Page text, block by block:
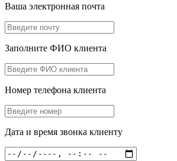
Ваша электронная почта
Заполните ФИО клиента
Номер телефона клиента
Дата и время звонка клиенту